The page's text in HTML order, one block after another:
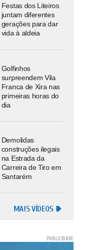
Festas dos Liteiros
juntam diferentes
gerações para dar
vida à aldeia
Golfinhos
surpreendem Vila
Franca de Xira nas
primeiras horas do
dia
Demolidas
construções ilegais
na Estrada da
Carreira de Tiro em
Santarém
MAIS VÍDEOS